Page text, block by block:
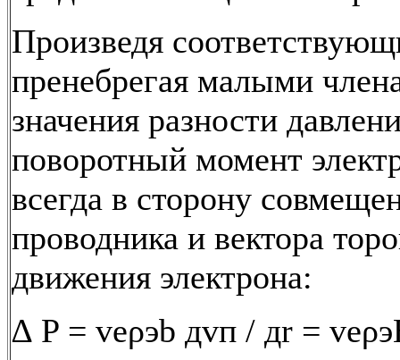
Произведя
пренебрегая малыми
значения разности
поворотный момент
всегда в сторону
проводника и вектора
движения электрона:
∆ P = veρэb дvп / дr =